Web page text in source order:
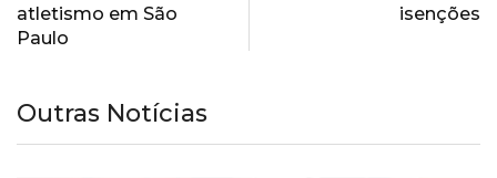
atletismo em São
Paulo
isenções
Outras Notícias